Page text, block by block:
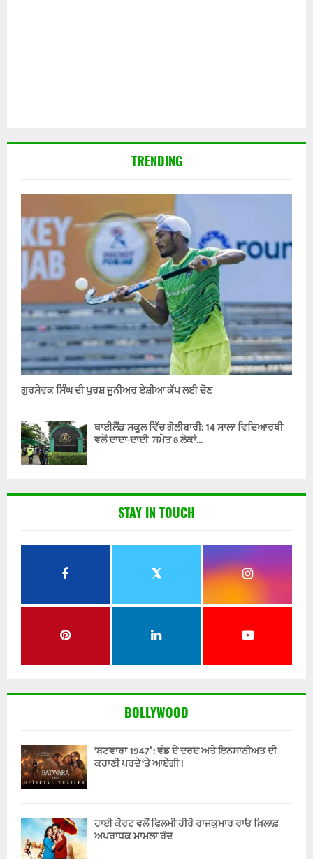
TRENDING
ਗੁਰਸੇਵਕ ਸਿੰਘ ਦੀ ਪੁਰਸ਼ ਜੂਨੀਅਰ ਏਸ਼ੀਆ ਕੱਪ ਲਈ ਚੋਣ
ਥਾਈਲੈਂਡ ਸਕੂਲ ਵਿੱਚ ਗੋਲੀਬਾਰੀ: 14 ਸਾਲਾ ਵਿਦਿਆਰਥੀ
ਵਲੋਂ ਦਾਦਾ-ਦਾਦੀ ਸਮੇਤ 8 ਲੋਕਾਂ...
STAY IN TOUCH
BOLLYWOOD
‘ਬਟਵਾਰਾ 1947’ : ਵੰਡ ਦੇ ਦਰਦ ਅਤੇ ਇਨਸਾਨੀਅਤ ਦੀ
ਕਹਾਣੀ ਪਰਦੇ ‘ਤੇ ਆਏਗੀ !
ਹਾਈ ਕੋਰਟ ਵਲੋਂ ਫਿਲਮੀ ਹੀਰੋ ਰਾਜਕੁਮਾਰ ਰਾਓ ਖ਼ਿਲਾਫ਼
ਅਪਰਾਧਕ ਮਾਮਲਾ ਰੱਦ